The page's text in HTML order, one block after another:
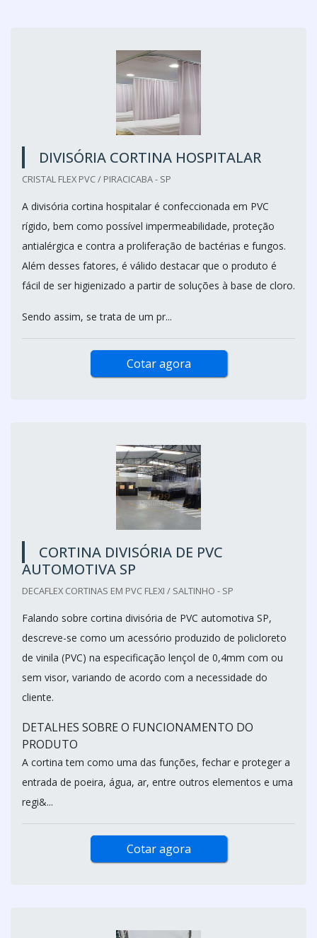
DIVISÓRIA CORTINA HOSPITALAR
CRISTAL FLEX PVC / PIRACICABA - SP
A divisória cortina hospitalar é confeccionada em PVC
rígido, bem como possível impermeabilidade, proteção
antialérgica e contra a proliferação de bactérias e fungos.
Além desses fatores, é válido destacar que o produto é
fácil de ser higienizado a partir de soluções à base de cloro.
Sendo assim, se trata de um pr...
Cotar agora
CORTINA DIVISÓRIA DE PVC
AUTOMOTIVA SP
DECAFLEX CORTINAS EM PVC FLEXI / SALTINHO - SP
Falando sobre cortina divisória de PVC automotiva SP,
descreve-se como um acessório produzido de policloreto
de vinila (PVC) na especificação lençol de 0,4mm com ou
sem visor, variando de acordo com a necessidade do
cliente.
DETALHES SOBRE O FUNCIONAMENTO DO
PRODUTO
A cortina tem como uma das funções, fechar e proteger a
entrada de poeira, água, ar, entre outros elementos e uma
regi&...
Cotar agora